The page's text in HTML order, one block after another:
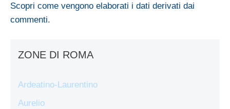
Scopri come vengono elaborati i dati derivati dai
commenti.
ZONE DI ROMA
Ardeatino-Laurentino
Aurelio